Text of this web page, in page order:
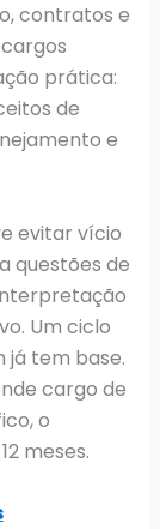
contratos e
prática:
de
e
evitar vício
questões de
Um ciclo
já tem base.
cargo de
o
meses.